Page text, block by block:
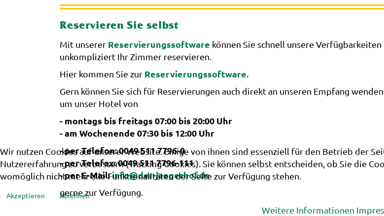
Reservieren Sie selbst
Mit unserer Reservierungssoftware können Sie schnell unsere
unkompliziert Ihr Zimmer reservieren.
Hier kommen Sie zur Reservierungssoftware.
Gern können Sie sich für Reservierungen auch direkt an unseren Empfang
um unser Hotel von
- montags bis freitags 07:00 bis 20:00 Uhr
- am Wochenende 07:30 bis 12:00 Uhr
- per Telefon: 0049 511 7796-0
- per Telefax: 0049 511 7796-111
- per E-Mail:info@der-jaegerhof.de
gerne zur Verfügung.
Wir nutzen Cookies auf unserer Website. Einige von ihnen sind essenziell für den Betrieb der
Nutzererfahrung zu verbessern (Tracking Cookies). Sie können selbst entscheiden, ob Sie die
womöglich nicht mehr alle Funktionalitäten der Seite zur Verfügung stehen.
Akzeptieren Ablehnen
Weitere Informationen